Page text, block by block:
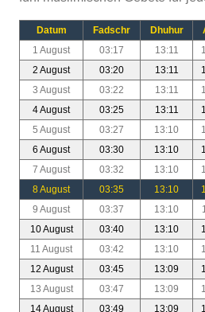
Datum Fadschr Dhuhur
1 August
03:17 13:11
2 August
03:20 13:11
3 August
03:22 13:11
4 August
03:25 13:11
5 August
03:27 13:10
6 August
03:30 13:10
7 August
03:32 13:10
8 August
03:35 13:10
9 August
03:37 13:10
10 August
03:40 13:10
11 August
03:42 13:10
12 August
03:45 13:09
13 August
03:47 13:09
14 August
03:49 13:09